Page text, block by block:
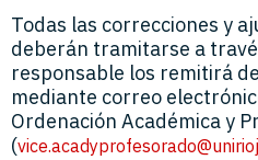
Todas las correcciones y
deberán tramitarse a
responsable los remitirá
mediante correo
Ordenación Académica y
(